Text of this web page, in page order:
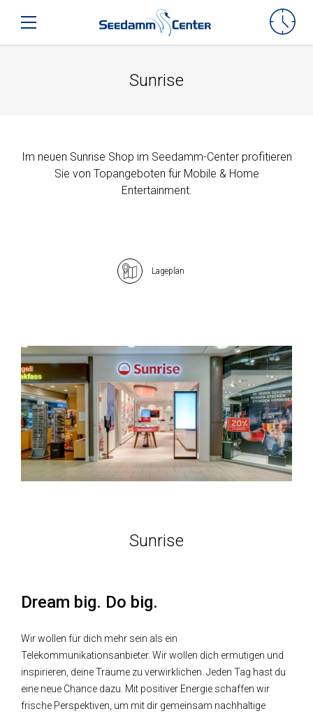
Seedamm-Center
Toggle mobile navigation
Sunrise
Im neuen Sunrise Shop im Seedamm-Center profitieren
Sie von Topangeboten für Mobile & Home
Entertainment.
Lageplan
Sunrise
Dream big. Do big.
Wir wollen für dich mehr sein als ein
Telekommunikationsanbieter. Wir wollen dich ermutigen und
inspirieren, deine Träume zu verwirklichen. Jeden Tag hast du
eine neue Chance dazu. Mit positiver Energie schaffen wir
frische Perspektiven, um mit dir gemeinsam nachhaltige